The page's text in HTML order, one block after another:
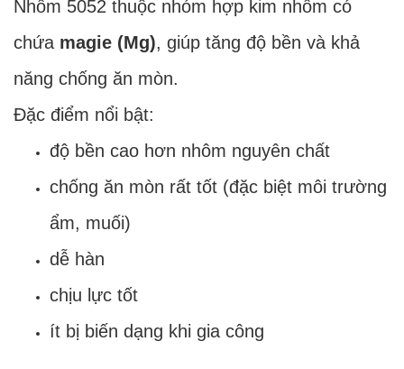
Nhôm 5052 thuộc nhóm hợp kim nhôm có
chứa magie (Mg), giúp tăng độ bền và khả
năng chống ăn mòn.
Đặc điểm nổi bật:
độ bền cao hơn nhôm nguyên chất
chống ăn mòn rất tốt (đặc biệt môi trường
ẩm, muối)
dễ hàn
chịu lực tốt
ít bị biến dạng khi gia công